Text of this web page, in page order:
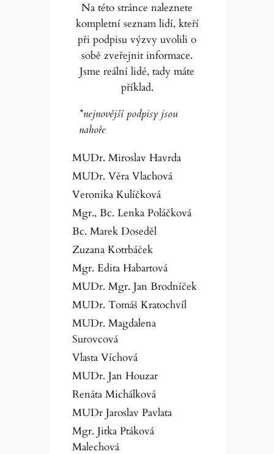
Na této stránce naleznete
kompletní seznam lidí, kteří
při podpisu výzvy uvolili o
sobě zveřejnit informace.
Jsme reální lidé, tady máte
příklad.
*nejnovější podpisy jsou
nahoře
MUDr. Miroslav Havrda
MUDr. Věra Vlachová
Veronika Kulíčková
Mgr., Bc. Lenka Poláčková
Bc. Marek Doseděl
Zuzana Kotrbáček
Mgr. Edita Habartová
MUDr. Mgr. Jan Brodníček
MUDr. Tomáš Kratochvíl
MUDr. Magdalena
Surovcová
Vlasta Víchová
MUDr. Jan Houzar
Renáta Michálková
MUDr Jaroslav Pavlata
Mgr. Jitka Ptáková
Malechová